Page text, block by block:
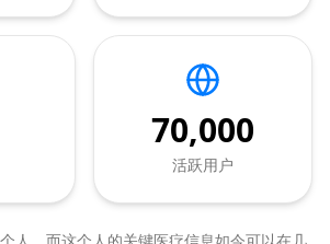
70,000
活跃用户